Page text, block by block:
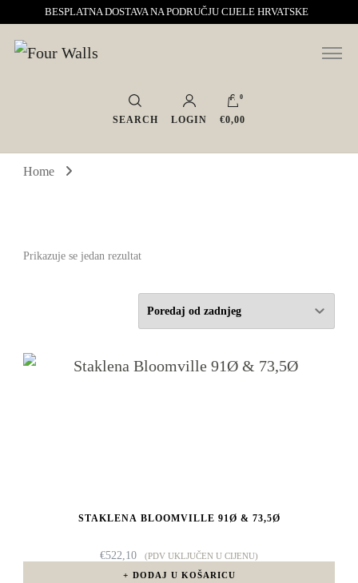
BESPLATNA DOSTAVA NA PODRUČJU CIJELE HRVATSKE
Four Walls
Sve za interijer po Vašoj mjeri. Salon namještaja, dekoracije i rasvjete.
Interijeri s karakterom
SEARCH LOGIN
0
€0,00
Home
Prikazuje se jedan rezultat
STAKLENA BLOOMVILLE 91Ø & 73,5Ø
€522,10
(PDV UKLJUČEN U CIJENU)
DODAJ U KOŠARICU